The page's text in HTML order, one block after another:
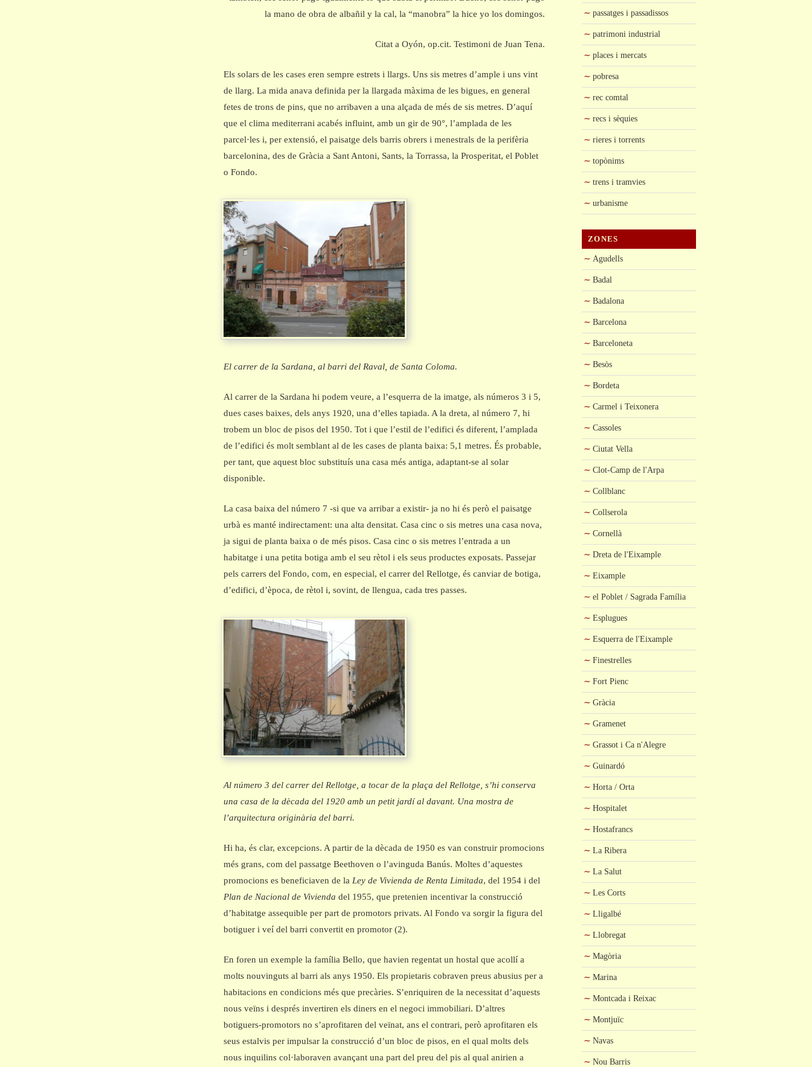
la mano de obra de albañil y la cal, la “manobra” la hice yo los domingos.
Citat a Oyón, op.cit. Testimoni de Juan Tena.
Els solars de les cases eren sempre estrets i llargs. Uns sis metres d’ample i uns vint
de llarg. La mida anava definida per la llargada màxima de les bigues, en general
fetes de trons de pins, que no arribaven a una alçada de més de sis metres. D’aquí
que el clima mediterrani acabés influint, amb un gir de 90°, l’amplada de les
parcel·les i, per extensió, el paisatge dels barris obrers i menestrals de la perifèria
barcelonina, des de Gràcia a Sant Antoni, Sants, la Torrassa, la Prosperitat, el Poblet
o Fondo.
El carrer de la Sardana, al barri del Raval, de Santa Coloma.
Al carrer de la Sardana hi podem veure, a l’esquerra de la imatge, als números 3 i 5,
dues cases baixes, dels anys 1920, una d’elles tapiada. A la dreta, al número 7, hi
trobem un bloc de pisos del 1950. Tot i que l’estil de l’edifici és diferent, l’amplada
de l’edifici és molt semblant al de les cases de planta baixa: 5,1 metres. És probable,
per tant, que aquest bloc substituís una casa més antiga, adaptant-se al solar
disponible.
La casa baixa del número 7 -si que va arribar a existir- ja no hi és però el paisatge
urbà es manté indirectament: una alta densitat. Casa cinc o sis metres una casa nova,
ja sigui de planta baixa o de més pisos. Casa cinc o sis metres l’entrada a un
habitatge i una petita botiga amb el seu rètol i els seus productes exposats. Passejar
pels carrers del Fondo, com, en especial, el carrer del Rellotge, és canviar de botiga,
d’edifici, d’època, de rètol i, sovint, de llengua, cada tres passes.
Al número 3 del carrer del Rellotge, a tocar de la plaça del Rellotge, s’hi conserva
una casa de la dècada del 1920 amb un petit jardí al davant. Una mostra de
l’arquitectura originària del barri.
Hi ha, és clar, excepcions. A partir de la dècada de 1950 es van construir promocions
més grans, com del passatge Beethoven o l’avinguda Banús. Moltes d’aquestes
promocions es beneficiaven de la Ley de Vivienda de Renta Limitada, del 1954 i del
Plan de Nacional de Vivienda del 1955, que pretenien incentivar la construcció
d’habitatge assequible per part de promotors privats. Al Fondo va sorgir la figura del
botiguer i veí del barri convertit en promotor (2).
En foren un exemple la família Bello, que havien regentat un hostal que acollí a
molts nouvinguts al barri als anys 1950. Els propietaris cobraven preus abusius per a
habitacions en condicions més que precàries. S’enriquiren de la necessitat d’aquests
nous veïns i després invertiren els diners en el negoci immobiliari. D’altres
botiguers-promotors no s’aprofitaren del veïnat, ans el contrari, però aprofitaren els
seus estalvis per impulsar la construcció d’un bloc de pisos, en el qual molts dels
nous inquilins col·laboraven avançant una part del preu del pis al qual anirien a
passatges i passadissos
patrimoni industrial
places i mercats
pobresa
rec comtal
recs i sèquies
rieres i torrents
topònims
trens i tramvies
urbanisme
ZONES
Agudells
Badal
Badalona
Barcelona
Barceloneta
Besòs
Bordeta
Carmel i Teixonera
Cassoles
Ciutat Vella
Clot-Camp de l'Arpa
Collblanc
Collserola
Cornellà
Dreta de l'Eixample
Eixample
el Poblet / Sagrada Família
Esplugues
Esquerra de l'Eixample
Finestrelles
Fort Pienc
Gràcia
Gramenet
Grassot i Ca n'Alegre
Guinardó
Horta / Orta
Hospitalet
Hostafrancs
La Ribera
La Salut
Les Corts
Lligalbé
Llobregat
Magòria
Marina
Montcada i Reixac
Montjuïc
Navas
Nou Barris